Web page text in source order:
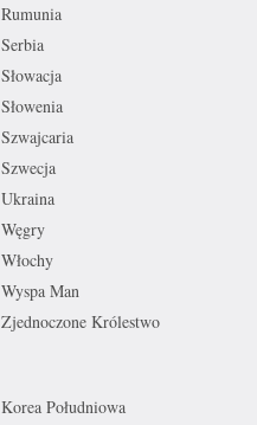
Rumunia
Serbia
Słowacja
Słowenia
Szwajcaria
Szwecja
Ukraina
Węgry
Włochy
Wyspa Man
Zjednoczone Królestwo
Korea Południowa